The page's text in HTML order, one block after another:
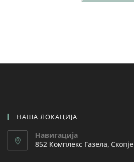
НАША ЛОКАЦИЈА
Навигација
852 Комплекс Газела, Скопје